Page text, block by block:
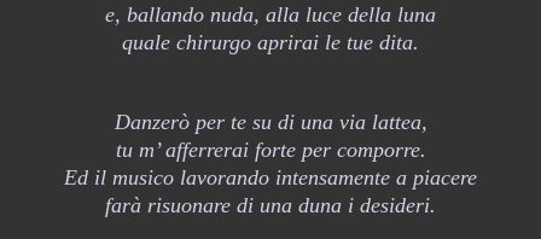
e, ballando nuda, alla luce della luna
quale chirurgo aprirai le tue dita.
Danzerò per te su di una via lattea,
tu m’ afferrerai forte per comporre.
Ed il musico lavorando intensamente a piacere
farà risuonare di una duna i desideri.